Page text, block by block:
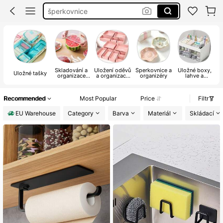
kosmetická taštička
obal na kufr
Úložné tašky Skladování a
organizace
Uložení oděvů
a organizace
Šperkovnice a
organizéry
Úložné boxy,
lahve a
Recommended Most Popular Price
Filtr
EU Warehouse
Category Barva Materiál Skládací